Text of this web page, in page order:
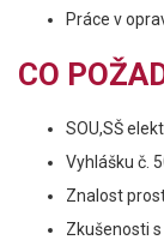
Práce v
CO
SOU,SŠ
Vyhlášku č.
Znalost
Zkušenosti